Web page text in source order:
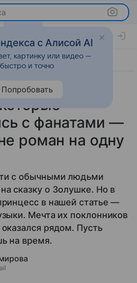
жизнь
с фанатами —
роман на одну
с обычными людьми
сказку о Золушке. Но в
в нашей статье —
Мечта их поклонников
рядом. Пусть
на время.
с Алисой AI
картинку или видео —
быстро и точно
Попробовать